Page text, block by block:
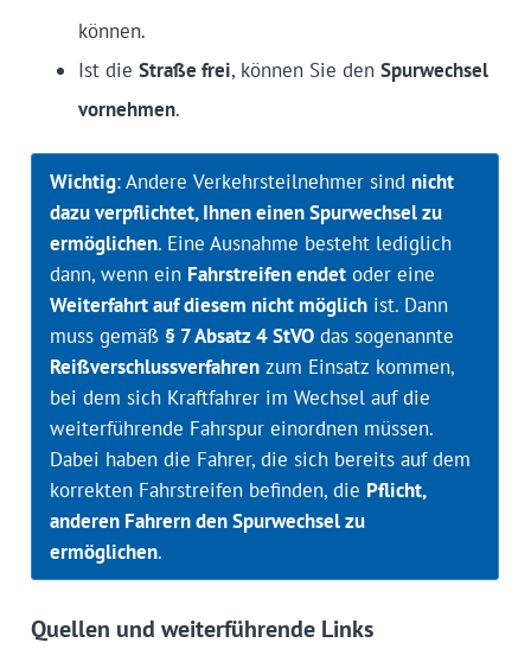
können.
Ist die Straße frei, können Sie den Spurwechsel
vornehmen.
Wichtig: Andere Verkehrsteilnehmer sind nicht
dazu verpflichtet, Ihnen einen Spurwechsel zu
ermöglichen. Eine Ausnahme besteht lediglich
dann, wenn ein Fahrstreifen endetoder eine
Weiterfahrt auf diesem nicht möglichist. Dann
muss gemäß § 7 Absatz 4 StVOdas sogenannte
Reißverschlussverfahrenzum Einsatz kommen,
bei dem sich Kraftfahrer im Wechsel auf die
weiterführende Fahrspur einordnen müssen.
Dabei haben die Fahrer, die sich bereits auf dem
korrekten Fahrstreifen befinden, die Pflicht,
anderen Fahrern den Spurwechsel zu
ermöglichen.
Quellen und weiterführende Links